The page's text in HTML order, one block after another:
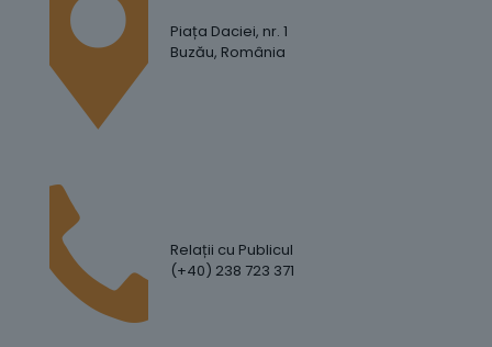
Piața Daciei, nr. 1
Buzău, România
Relații cu Publicul
(+40) 238 723 371